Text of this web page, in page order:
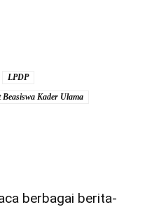
LPDP
Beasiswa Kader Ulama
berbagai berita-